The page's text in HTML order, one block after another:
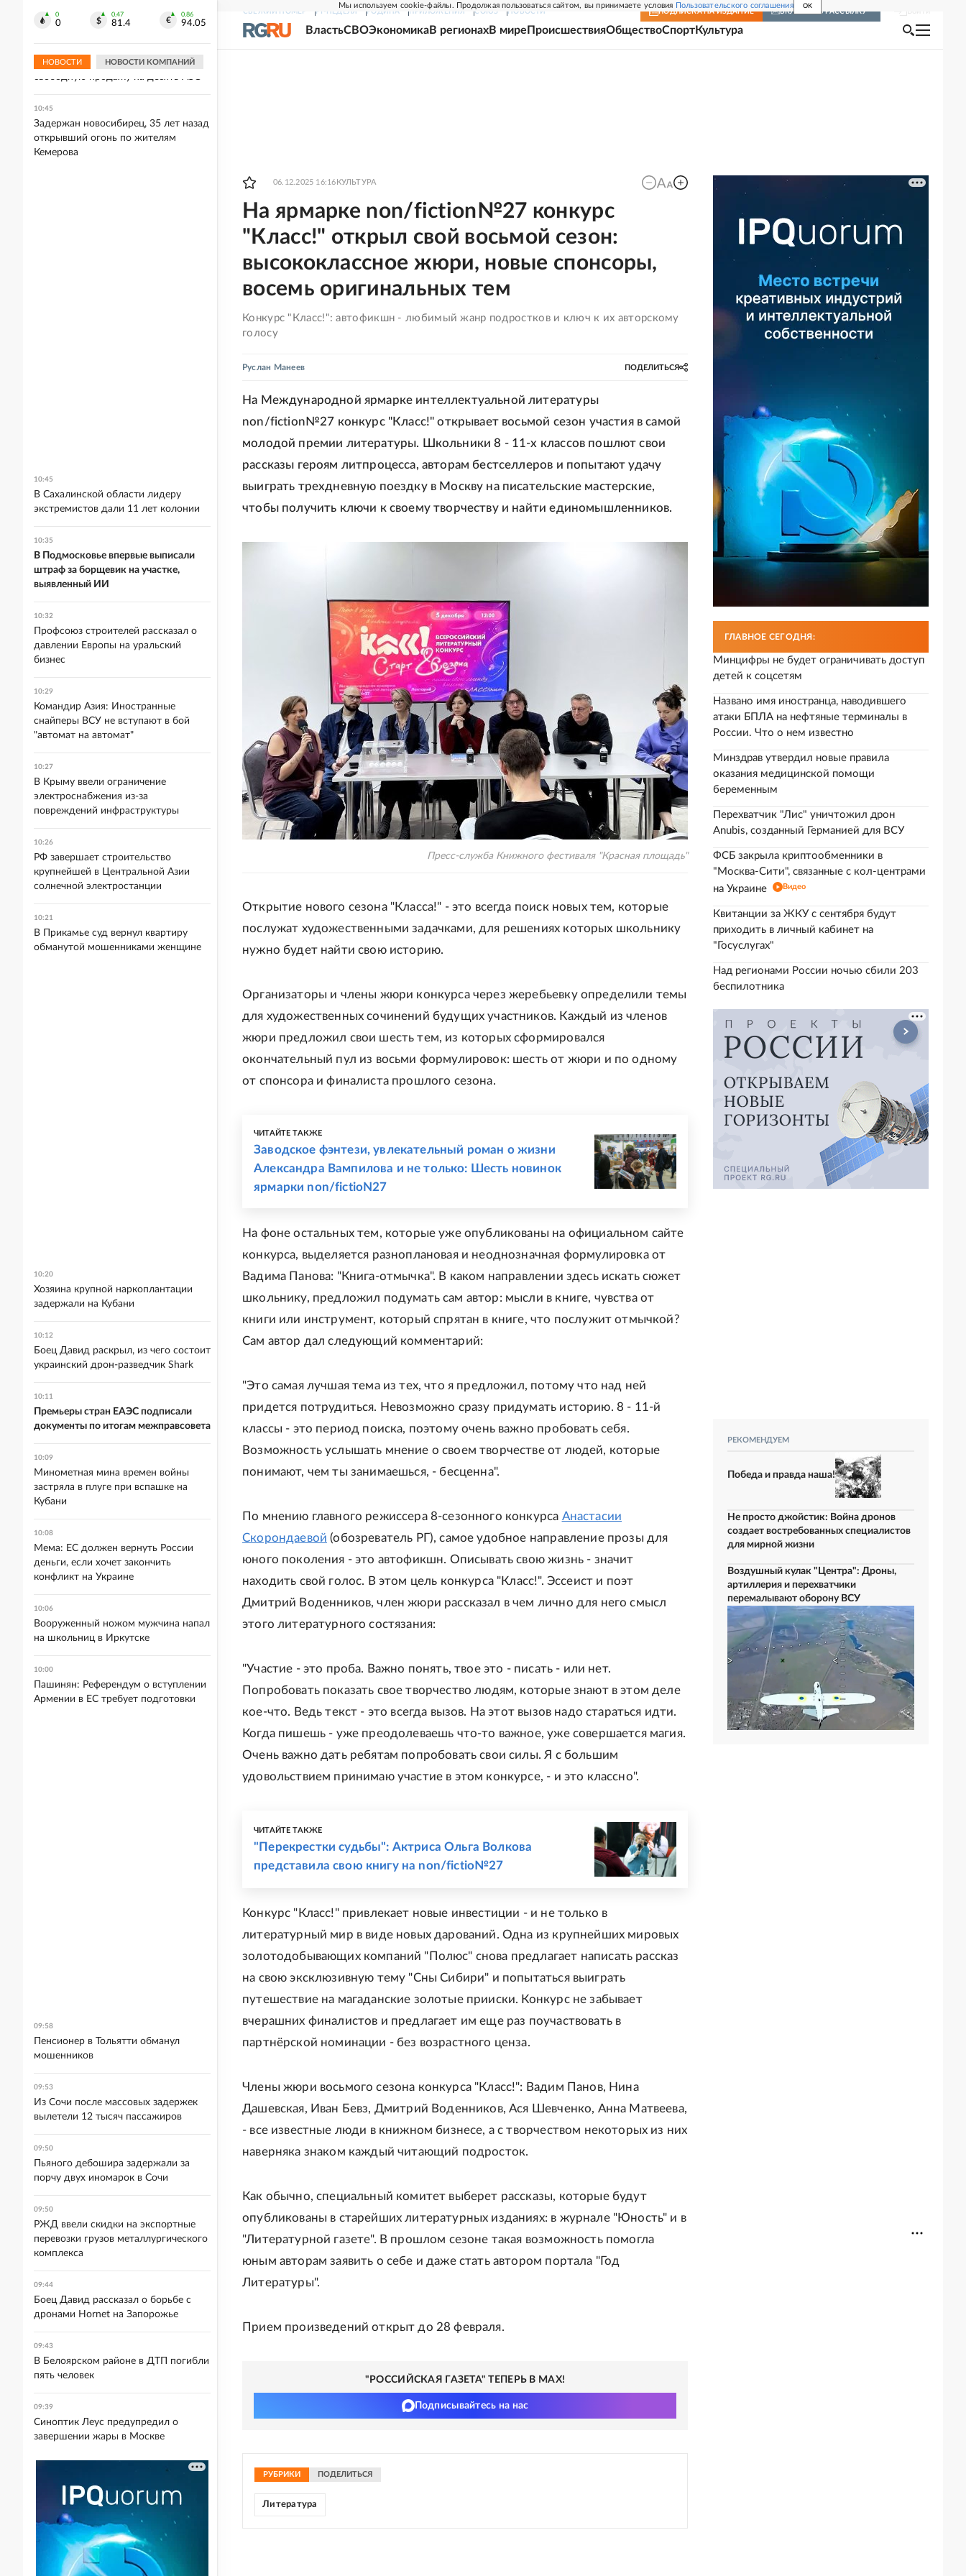
Мы используем cookie-файлы. Продолжая пользоваться сайтом, вы принимаете условия Пользовательского соглашения OK
СВЕЖИЙ НОМЕР РГ-НЕДЕЛЯ РОДИНА ПРИЛОЖЕНИЯ СОЮЗ НОВОСТИ ПОДПИСКА НА ИЗДАНИЕ ВКЛЮЧИТЬ РАССЫЛКУ
ВластьСВОЭкономикаВ регионахВ мире ПроисшествияОбществоСпортКультура
06.12.2025 16:16 КУЛЬТУРА
На ярмарке non/fiction№27 конкурс
"Класс!" открыл свой восьмой сезон:
высококлассное жюри, новые спонсоры,
восемь оригинальных тем
Конкурс "Класс!": автофикшн - любимый жанр подростков и ключ к их авторскому
голосу
Руслан Манеев ПОДЕЛИТЬСЯ
На Международной ярмарке интеллектуальной литературы
non/fiction№27 конкурс "Класс!" открывает восьмой сезон участия в самой
молодой премии литературы. Школьники 8 - 11-х классов пошлют свои
рассказы героям литпроцесса, авторам бестселлеров и попытают удачу
выиграть трехдневную поездку в Москву на писательские мастерские,
чтобы получить ключи к своему творчеству и найти единомышленников.
Пресс-служба Книжного фестиваля "Красная площадь"
Открытие нового сезона "Класса!" - это всегда поиск новых тем, которые
послужат художественными задачками, для решениях которых школьнику
нужно будет найти свою историю.
Организаторы и члены жюри конкурса через жеребьевку определили темы
для художественных сочинений будущих участников. Каждый из членов
жюри предложил свои шесть тем, из которых сформировался
окончательный пул из восьми формулировок: шесть от жюри и по одному
от спонсора и финалиста прошлого сезона.
ЧИТАЙТЕ ТАКЖЕ
Заводское фэнтези, увлекательный роман о жизни
Александра Вампилова и не только: Шесть новинок
ярмарки non/fictioN27
На фоне остальных тем, которые уже опубликованы на официальном сайте
конкурса, выделяется разноплановая и неоднозначная формулировка от
Вадима Панова: "Книга-отмычка". В каком направлении здесь искать сюжет
школьнику, предложил подумать сам автор: мысли в книге, чувства от
книги или инструмент, который спрятан в книге, что послужит отмычкой?
Сам автор дал следующий комментарий:
"Это самая лучшая тема из тех, что я предложил, потому что над ней
придется потрудиться. Невозможно сразу придумать историю. 8 - 11-й
классы - это период поиска, поэтому очень важно пробовать себя.
Возможность услышать мнение о своем творчестве от людей, которые
понимают, чем ты занимаешься, - бесценна".
По мнению главного режиссера 8-сезонного конкурса Анастасии
Скорондаевой (обозреватель РГ), самое удобное направление прозы для
юного поколения - это автофикшн. Описывать свою жизнь - значит
находить свой голос. В этом цель конкурса "Класс!". Эссеист и поэт
Дмитрий Воденников, член жюри рассказал в чем лично для него смысл
этого литературного состязания:
"Участие - это проба. Важно понять, твое это - писать - или нет.
Попробовать показать свое творчество людям, которые знают в этом деле
кое-что. Ведь текст - это всегда вызов. На этот вызов надо стараться идти.
Когда пишешь - уже преодолеваешь что-то важное, уже совершается магия.
Очень важно дать ребятам попробовать свои силы. Я с большим
удовольствием принимаю участие в этом конкурсе, - и это классно".
ЧИТАЙТЕ ТАКЖЕ
"Перекрестки судьбы": Актриса Ольга Волкова
представила свою книгу на non/fictio№27
Конкурс "Класс!" привлекает новые инвестиции - и не только в
литературный мир в виде новых дарований. Одна из крупнейших мировых
золотодобывающих компаний "Полюс" снова предлагает написать рассказ
на свою эксклюзивную тему "Сны Сибири" и попытаться выиграть
путешествие на магаданские золотые прииски. Конкурс не забывает
вчерашних финалистов и предлагает им еще раз поучаствовать в
партнёрской номинации - без возрастного ценза.
Члены жюри восьмого сезона конкурса "Класс!": Вадим Панов, Нина
Дашевская, Иван Бевз, Дмитрий Воденников, Ася Шевченко, Анна Матвеева,
- все известные люди в книжном бизнесе, а с творчеством некоторых из них
наверняка знаком каждый читающий подросток.
Как обычно, специальный комитет выберет рассказы, которые будут
опубликованы в старейших литературных изданиях: в журнале "Юность" и в
"Литературной газете". В прошлом сезоне такая возможность помогла
юным авторам заявить о себе и даже стать автором портала "Год
Литературы".
Прием произведений открыт до 28 февраля.
"РОССИЙСКАЯ ГАЗЕТА" ТЕПЕРЬ В MAX!
Подписывайтесь на нас
РУБРИКИ ПОДЕЛИТЬСЯ
Литература
ГЛАВНОЕ СЕГОДНЯ:
Минцифры не будет ограничивать доступ
детей к соцсетям
Названо имя иностранца, наводившего
атаки БПЛА на нефтяные терминалы в
России. Что о нем известно
Минздрав утвердил новые правила
оказания медицинской помощи
беременным
Перехватчик "Лис" уничтожил дрон
Anubis, созданный Германией для ВСУ
ФСБ закрыла криптообменники в
"Москва-Сити", связанные с кол-центрами
на Украине
Видео
Квитанции за ЖКУ с сентября будут
приходить в личный кабинет на
"Госуслугах"
Над регионами России ночью сбили 203
беспилотника
РЕКОМЕНДУЕМ
Победа и правда наша!
Не просто джойстик: Война дронов
создает востребованных специалистов
для мирной жизни
Воздушный кулак "Центра": Дроны,
артиллерия и перехватчики
перемалывают оборону ВСУ
0
0
0.47
81.4
0.86
94.05
НОВОСТИ НОВОСТИ КОМПАНИЙ
под Харьковом
В Севастополе топливо поступит в
свободную продажу на десять АЗС
10:45
Задержан новосибирец, 35 лет назад
открывший огонь по жителям
Кемерова
10:45
В Сахалинской области лидеру
экстремистов дали 11 лет колонии
10:35
В Подмосковье впервые выписали
штраф за борщевик на участке,
выявленный ИИ
10:32
Профсоюз строителей рассказал о
давлении Европы на уральский
бизнес
10:29
Командир Азия: Иностранные
снайперы ВСУ не вступают в бой
"автомат на автомат"
10:27
В Крыму ввели ограничение
электроснабжения из-за
повреждений инфраструктуры
10:26
РФ завершает строительство
крупнейшей в Центральной Азии
солнечной электростанции
10:21
В Прикамье суд вернул квартиру
обманутой мошенниками женщине
10:20
Хозяина крупной наркоплантации
задержали на Кубани
10:12
Боец Давид раскрыл, из чего состоит
украинский дрон-разведчик Shark
10:11
Премьеры стран ЕАЭС подписали
документы по итогам межправсовета
10:09
Минометная мина времен войны
застряла в плуге при вспашке на
Кубани
10:08
Мема: ЕС должен вернуть России
деньги, если хочет закончить
конфликт на Украине
10:06
Вооруженный ножом мужчина напал
на школьниц в Иркутске
10:00
Пашинян: Референдум о вступлении
Армении в ЕС требует подготовки
09:58
Пенсионер в Тольятти обманул
мошенников
09:53
Из Сочи после массовых задержек
вылетели 12 тысяч пассажиров
09:50
Пьяного дебошира задержали за
порчу двух иномарок в Сочи
09:50
РЖД ввели скидки на экспортные
перевозки грузов металлургического
комплекса
09:44
Боец Давид рассказал о борьбе с
дронами Hornet на Запорожье
09:43
В Белоярском районе в ДТП погибли
пять человек
09:39
Синоптик Леус предупредил о
завершении жары в Москве